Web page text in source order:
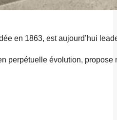
en 1863, est aujourd’hui
perpétuelle évolution,